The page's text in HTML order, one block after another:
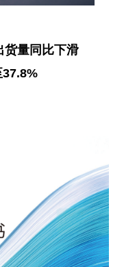
货量同比下滑